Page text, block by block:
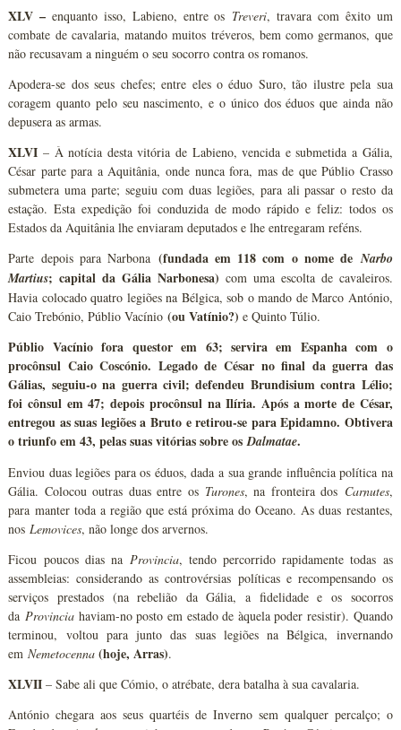
XLV –enquanto isso, Labieno, entre os Treveri, travara com êxito um
combate de cavalaria, matando muitos tréveros, bem como germanos, que
não recusavam a ninguém o seu socorro contra os romanos.
Apodera-se dos seus chefes; entre eles o éduo Suro, tão ilustre pela sua
coragem quanto pelo seu nascimento, e o único dos éduos que ainda não
depusera as armas.
XLVI – À notícia desta vitória de Labieno, vencida e submetida a Gália,
César parte para a Aquitânia, onde nunca fora, mas de que Públio Crasso
submetera uma parte; seguiu com duas legiões, para ali passar o resto da
estação. Esta expedição foi conduzida de modo rápido e feliz: todos os
Estados da Aquitânia lhe enviaram deputados e lhe entregaram reféns.
Parte depois para Narbona (fundada em 118 com o nome deNarbo
Martius; capital da Gália Narbonesa) com uma escolta de cavaleiros.
Havia colocado quatro legiões na Bélgica, sob o mando de Marco António,
Caio Trebónio, Públio Vacínio(ou Vatínio?) e Quinto Túlio.
Públio Vacínio fora questor em 63; servira em Espanha com o
procônsul Caio Coscónio. Legado de César no final da guerra das
Gálias, seguiu-o na guerra civil; defendeu Brundisium contra Lélio;
foi cônsul em 47; depois procônsul na Ilíria. Após a morte de César,
entregou as suas legiões a Bruto e retirou-se para Epidamno. Obtivera
o triunfo em 43, pelas suas vitórias sobre osDalmatae.
Enviou duas legiões para os éduos, dada a sua grande influência política na
Gália. Colocou outras duas entre os Turones, na fronteira dos Carnutes,
para manter toda a região que está próxima do Oceano. As duas restantes,
nosLemovices, não longe dos arvernos.
Ficou poucos dias na Provincia, tendo percorrido rapidamente todas as
assembleias: considerando as controvérsias políticas e recompensando os
serviços prestados (na rebelião da Gália, a fidelidade e os socorros
daProvincia haviam-no posto em estado de àquela poder resistir). Quando
terminou, voltou para junto das suas legiões na Bélgica, invernando
emNemetocenna (hoje, Arras).
XLVII – Sabe ali que Cómio, o atrébate, dera batalha à sua cavalaria.
António chegara aos seus quartéis de Inverno sem qualquer percalço; o